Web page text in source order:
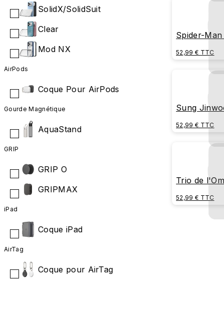
SolidX/SolidSuit
Clear
Mod NX
AirPods
Coque Pour AirPods
Gourde Magnétique
AquaStand
GRIP
GRIP O
GRIPMAX
iPad
Coque iPad
AirTag
Coque pour AirTag
Spider-
52,99 € TTC
Sung
52,99 € TTC
Trio de
52,99 € TTC